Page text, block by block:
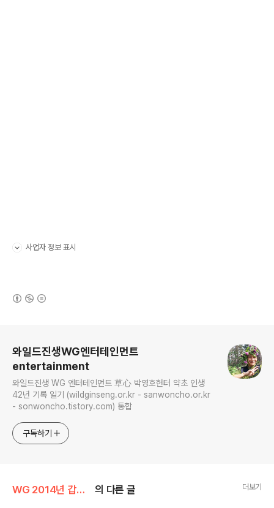
사업자 정보 표시
와일드진생WG엔터테인먼트
entertainment
와일드진생 WG 엔터테인먼트 草心 박영호헌터 약초 인생
42년 기록 일기 (wildginseng.or.kr - sanwoncho.or.kr
- sonwoncho.tistory.com) 통합
구독하기
WG 2014년 갑오년 기록 의 다른 글 더보기